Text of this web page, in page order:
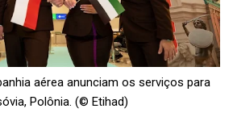
aérea anunciam os serviços para
Polônia. (© Etihad)